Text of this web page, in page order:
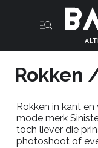
Rokken
Rokken in kant
mode merk
toch liever die
photoshoot of